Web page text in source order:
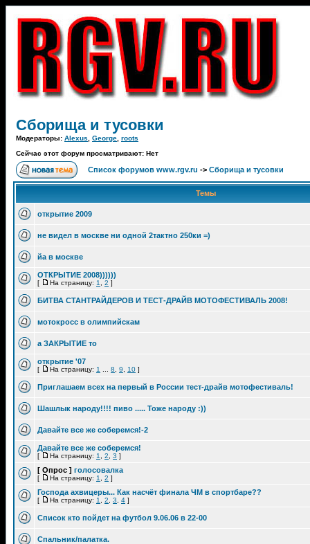
Сборища и тусовки
Модераторы: Alexus George roots
Сейчас этот форум просматривают: Нет
Список форумов www.rgv.ru -> Сборища и тусовки
Темы
открытие 2009
не видел в москве ни одной 2тактно 250ки =)
йа в москве
ОТКРЫТИЕ 2008))))))
[ На страницу: 1 2 ]
БИТВА СТАНТРАЙДЕРОВ И ТЕСТ-ДРАЙВ МОТОФЕСТИВАЛЬ 2008!
мотокросс в олимпийскам
а ЗАКРЫТИЕ то
открытие '07
[ На страницу: 1 8 9 10 ]
Приглашаем всех на первый в России тест-драйв мотофестиваль!
Шашлык народу!!!! пиво ..... Тоже народу :))
Давайте все же соберемся!-2
Давайте все же соберемся!
[ На страницу: 1 2 3 ]
[ Опрос ] голосовалка
[ На страницу: 1 2 ]
Господа ахвицеры... Как насчёт финала ЧМ в спортбаре??
[ На страницу: 1 2 3 4 ]
Список кто пойдет на футбол 9.06.06 в 22-00
Спальник/палатка.